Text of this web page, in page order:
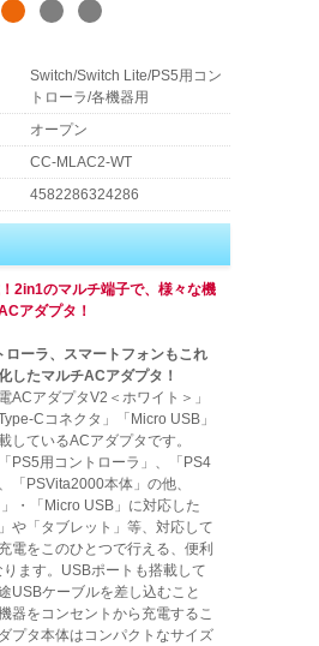
Switch/Switch Lite/PS5用コン
トローラ/各機器用
オープン
CC-MLAC2-WT
4582286324286
2in1のマルチ端子で、様々な機
アダプタ！
ローラ、スマートフォンもこれ
したマルチACアダプタ！
ACアダプタV2＜ホワイト＞」
Cコネクタ」「Micro USB」
しているACアダプタです。
PS5用コントローラ」、「PS4
「PSVita2000本体」の他、
」・「Micro USB」に対応した
や「タブレット」等、対応して
電をこのひとつで行える、便利
ます。USBポートも搭載して
USBケーブルを差し込むこと
器をコンセントから充電するこ
プタ本体はコンパクトなサイズ